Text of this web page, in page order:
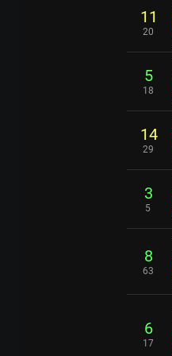
11
20
5
18
14
29
3
5
8
63
6
17